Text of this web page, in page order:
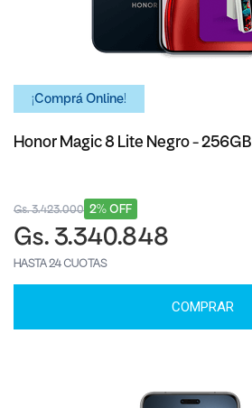
¡Comprá Online!
Honor Magic 8 Lite Negro - 256GB
2% OFF
Gs. 3.423.000
Gs. 3.340.848
HASTA 24 CUOTAS
COMPRAR